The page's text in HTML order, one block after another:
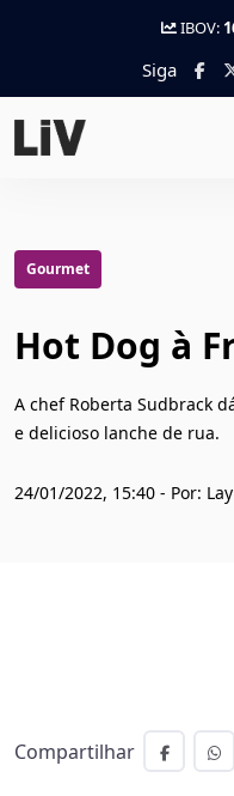
IBOV:
Siga
Gourmet
Hot Dog à
A chef Roberta Sudbrack
e delicioso lanche de rua.
24/01/2022, 15:40 - Por:
Compartilhar